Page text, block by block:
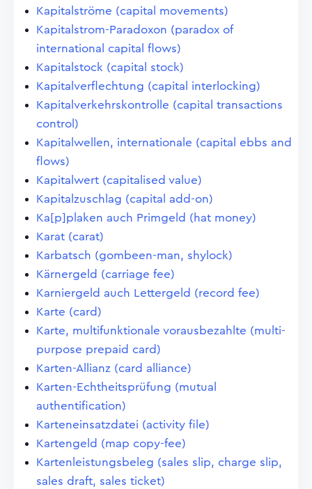
Kapitalströme (capital movements)
Kapitalstrom-Paradoxon (paradox of
international capital flows)
Kapitalstock (capital stock)
Kapitalverflechtung (capital interlocking)
Kapitalverkehrskontrolle (capital transactions
control)
Kapitalwellen, internationale (capital ebbs and
flows)
Kapitalwert (capitalised value)
Kapitalzuschlag (capital add-on)
Ka[p]plaken auch Primgeld (hat money)
Karat (carat)
Karbatsch (gombeen-man, shylock)
Kärnergeld (carriage fee)
Karniergeld auch Lettergeld (record fee)
Karte (card)
Karte, multifunktionale vorausbezahlte (multi-
purpose prepaid card)
Karten-Allianz (card alliance)
Karten-Echtheitsprüfung (mutual
authentification)
Karteneinsatzdatei (activity file)
Kartengeld (map copy-fee)
Kartenleistungsbeleg (sales slip, charge slip,
sales draft, sales ticket)